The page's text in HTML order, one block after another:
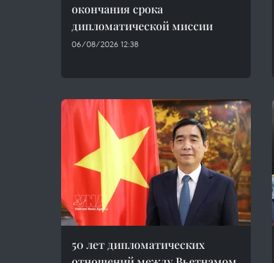
окончания срока
дипломатической миссии
06/08/2026 12:38
50 лет дипломатических